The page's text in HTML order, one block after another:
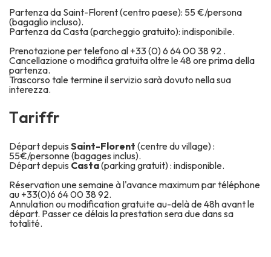
Partenza da Saint-Florent (centro paese): 55 €/persona
(bagaglio incluso).
Partenza da Casta (parcheggio gratuito): indisponibile.
Prenotazione per telefono al +33 (0) 6 64 00 38 92 .
Cancellazione o modifica gratuita oltre le 48 ore prima della
partenza.
Trascorso tale termine il servizio sarà dovuto nella sua
interezza.
Tariffr
Départ depuis Saint-Florent (centre du village) :
55€/personne (bagages inclus).
Départ depuis Casta(parking gratuit) : indisponible.
Réservation une semaine à l'avance maximum par téléphone
au +33(0)6 64 00 38 92.
Annulation ou modification gratuite au-delà de 48h avant le
départ. Passer ce délais la prestation sera due dans sa
totalité.